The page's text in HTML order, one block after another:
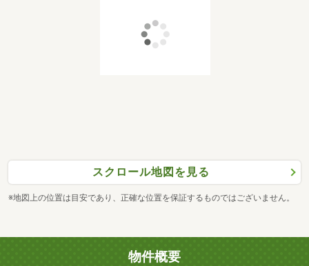
スクロール地図を見る
※地図上の位置は目安であり、正確な位置を保証するものではございません。
物件概要